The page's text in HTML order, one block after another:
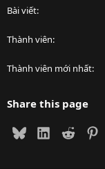
Bài viết
Thành viên
Thành viên mới nhất
Share this page
BlueskyLinkedIn
Reddit